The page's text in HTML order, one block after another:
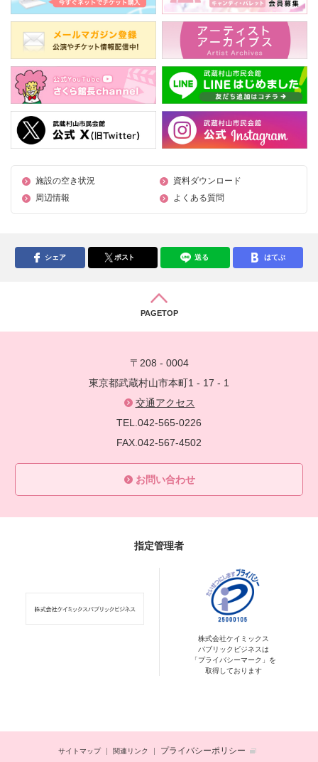
施設の空き状況
資料ダウンロード
周辺情報
よくある質問
シェア ポスト 送る はてぶ
PAGETOP
〒208 - 0004
東京都武蔵村山市本町1 - 17 - 1
交通アクセス
TEL.042-565-0226
FAX.042-567-4502
お問い合わせ
指定管理者
株式会社ケイミックス
パブリックビジネスは
「プライバシーマーク」を
取得しております
サイトマップ 関連リンク プライバシーポリシー